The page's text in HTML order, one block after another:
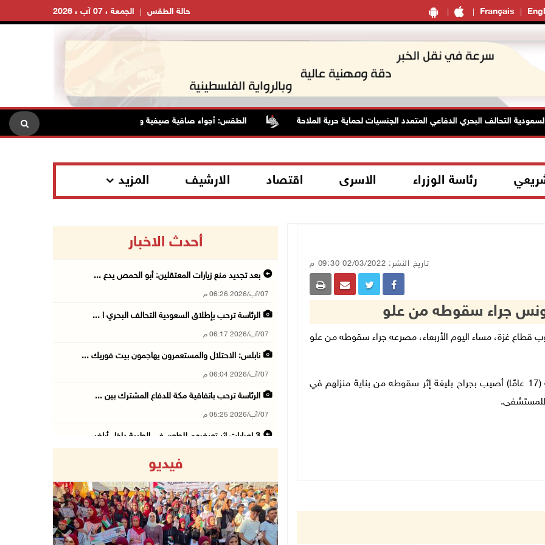
Français الجمعة ، 07 آب ، 2026 حالة الطقس
التحالف البحري الدفاعي المتعدد الجنسيات لحماية حرية الملاحة الطقس: أجواء صافية صيفية والحرارة حول معدلها العام
رئاسة الوزراء الاسرى اقتصاد الارشيف المزيد
تاريخ النشر: 02/03/2022 09:30 م
جراء سقوطه من علو
يونس جنوب قطاع غزة، مساء اليوم الأربعاء، مصرعه جراء سقوطه من علو
وأفادت مصادر محلية أن الفتى أوسم عوض أبو شمالة (17 عامًا) أصيب بجراح بليغة إثر سقوطه من بناية منزلهم في
للمستشفى.
أحدث الاخبار
بعد تجديد منع زيارات المعتقلين: أبو الحمص يدع ...
07/آب/2026 06:26 م
الرئاسة ترحب بإطلاق السعودية التحالف البحري ا ...
07/آب/2026 06:17 م
نابلس: الاحتلال والمستعمرون يهاجمون بيت فوريك ...
07/آب/2026 06:04 م
الرئاسة ترحب باتفاقية مكة للدفاع المشترك بين ...
07/آب/2026 05:25 م
3 إصابات إثر تعرضهم للطعن في الطيبة داخل أراض ...
07/آب/2026 03:31 م
السعودية وتركيا وباكستان توقع اتفاقية مكة للد ...
07/آب/2026 02:38 م
فيديو
Previous Next